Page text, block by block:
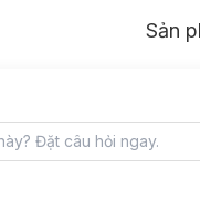
Sản